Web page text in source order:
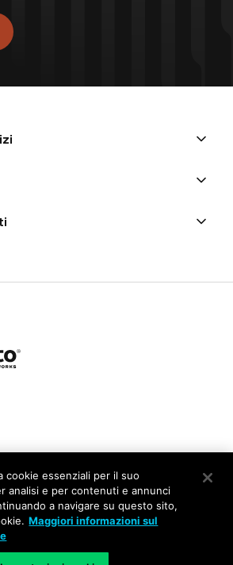
Alto Networks. Tutti i diritti riservati
cookie essenziali per il suo
analisi e per contenuti e annunci
a navigare su questo sito,
Maggiori informazioni sul